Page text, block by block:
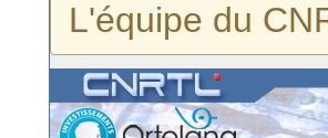
L'équipe du